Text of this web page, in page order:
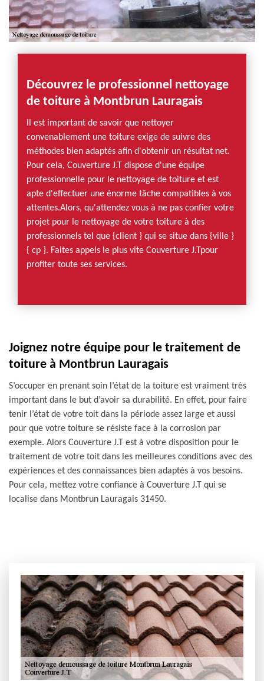
Découvrez le professionnel nettoyage
de toiture à Montbrun Lauragais
Il est important de savoir que nettoyer
convenablement une toiture exige de suivre des
méthodes bien adaptés afin d'obtenir un résultat net.
Pour cela, Couverture J.T dispose d'une équipe
professionnelle pour le nettoyage de toiture et est
apte d'effectuer une énorme tâche compatibles à vos
attentes.Alors, qu'attendez vous à ne pas confier votre
projet pour le nettoyage de votre toiture à des
professionnels tel que {client } qui se situe dans {ville }
{ cp }. Faites appels le plus vite Couverture J.Tpour
profiter toute ses services.
Joignez notre équipe pour le traitement de
toiture à Montbrun Lauragais
S’occuper en prenant soin l’état de la toiture est vraiment très
important dans le but d’avoir sa durabilité. En effet, pour faire
tenir l’état de votre toit dans la période assez large et aussi
pour que votre toiture se résiste face à la corrosion par
exemple. Alors Couverture J.T est à votre disposition pour le
traitement de votre toit dans les meilleures conditions avec des
expériences et des connaissances bien adaptés à vos besoins.
Pour cela, mettez votre confiance à Couverture J.T qui se
localise dans Montbrun Lauragais 31450.